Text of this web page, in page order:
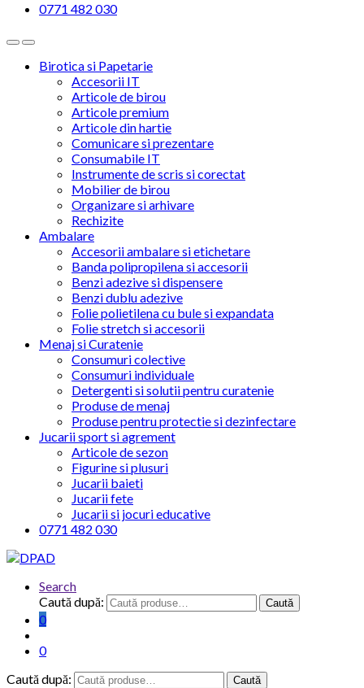
0771 482 030
Birotica si Papetarie
Accesorii IT
Articole de birou
Articole premium
Articole din hartie
Comunicare si prezentare
Consumabile IT
Instrumente de scris si corectat
Mobilier de birou
Organizare si arhivare
Rechizite
Ambalare
Accesorii ambalare si etichetare
Banda polipropilena si accesorii
Benzi adezive si dispensere
Benzi dublu adezive
Folie polietilena cu bule si expandata
Folie stretch si accesorii
Menaj si Curatenie
Consumuri colective
Consumuri individuale
Detergenti si solutii pentru curatenie
Produse de menaj
Produse pentru protectie si dezinfectare
Jucarii sport si agrement
Articole de sezon
Figurine si plusuri
Jucarii baieti
Jucarii fete
Jucarii si jocuri educative
0771 482 030
Search
Caută după:
Caută
0
0
Caută după:
Caută